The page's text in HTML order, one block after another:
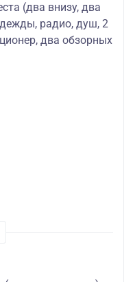
(два внизу, два
радио, душ, 2
два обзорных